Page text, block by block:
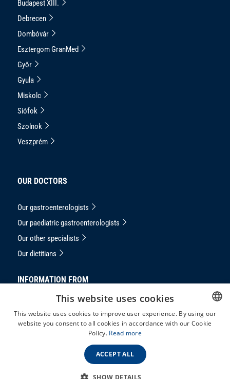
Budapest XIII.
Debrecen
Dombóvár
Esztergom GranMed
Győr
Gyula
Miskolc
Siófok
Szolnok
Veszprém
OUR DOCTORS
Our gastroenterologists
Our paediatric gastroenterologists
Our other specialists
Our dietitians
INFORMATION FROM
masthead
HUNGARIAN
This website uses cookies
This website uses cookies to improve user experience. By using our
website you consent to all cookies in accordance with our Cookie
Policy. Read more
ACCEPT ALL
SHOW DETAILS